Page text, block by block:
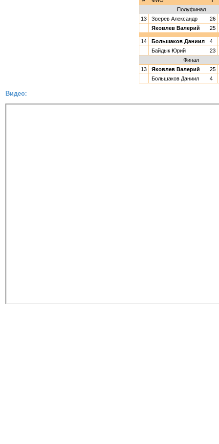
Полуфинал
13
Зверев Александр
26
Яковлев Валерий
25
14 Большаков Даниил
4
Байдык Юрий
23
Финал
13
Яковлев Валерий
25
Большаков Даниил
4
Видео: